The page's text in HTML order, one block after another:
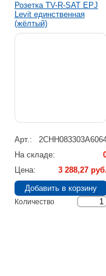
Розетка TV-R-SAT EPJ
Levit единственная
(жёлтый)
Арт.
На складе
Цена
3 288,27 руб.
Количество